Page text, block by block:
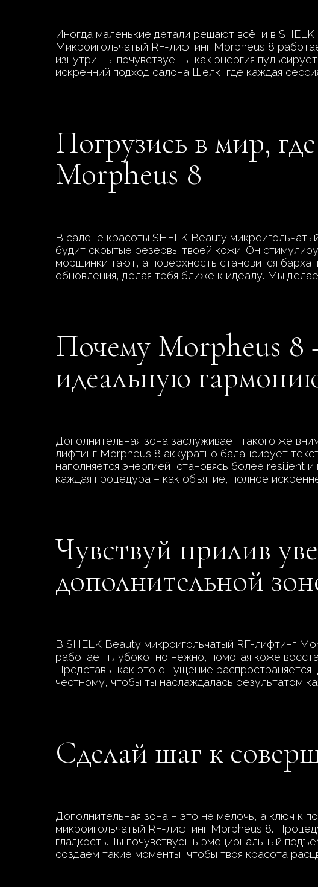
Иногда маленькие детали решают всё, и в
Микроигольчатый RF-лифтинг Morpheus 8
изнутри. Ты почувствуешь, как энергия
искренний подход салона Шелк, где каждая
Погрузись в мир,
Morpheus 8
В салоне красоты SHELK Beauty
будит скрытые резервы твоей кожи. Он
морщинки тают, а поверхность становится
обновления, делая тебя ближе к идеалу. Мы
Почему Morpheus 8
идеальную
Дополнительная зона заслуживает такого же
лифтинг Morpheus 8 аккуратно балансирует
наполняется энергией, становясь более resilient
каждая процедура – как объятие, полное
Чувствуй прилив
дополнительной
В SHELK Beauty микроигольчатый RF-лифтинг
работает глубоко, но нежно, помогая коже
Представь, как это ощущение
честному, чтобы ты наслаждалась результатом
Сделай шаг к
Дополнительная зона – это не мелочь, а ключ к
микроигольчатый RF-лифтинг Morpheus 8.
гладкость. Ты почувствуешь эмоциональный
создаем такие моменты, чтобы твоя красота